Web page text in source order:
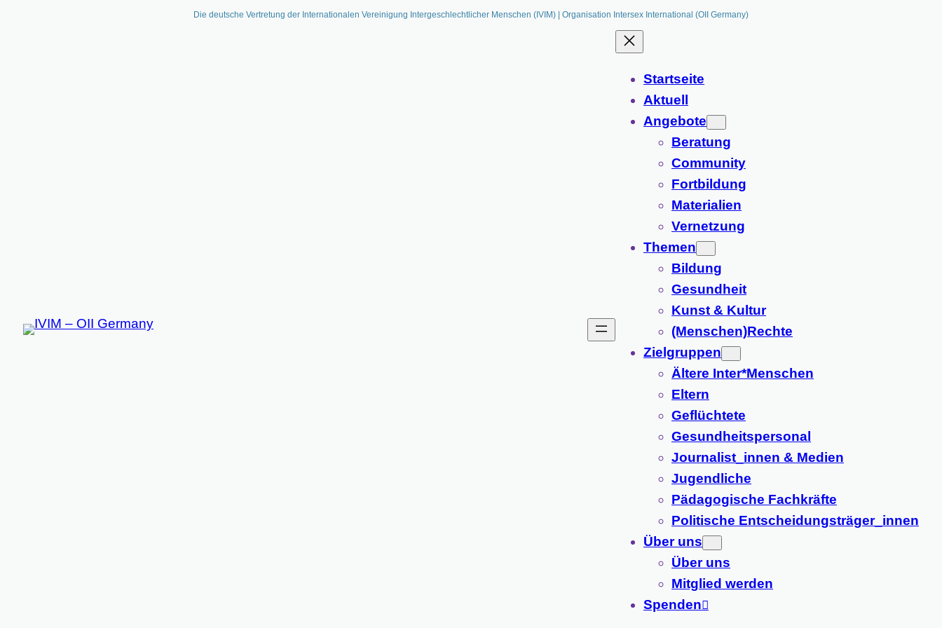
Die deutsche Vertretung der Internationalen Vereinigung Intergeschlechtlicher Menschen (IVIM) | Organisation Intersex International (OII Germany)
Startseite
Aktuell
Angebote
Beratung
Community
Fortbildung
Materialien
Vernetzung
Themen
Bildung
Gesundheit
Kunst & Kultur
(Menschen)Rechte
Zielgruppen
Ältere Inter*Menschen
Eltern
Geflüchtete
Gesundheitspersonal
Journalist_innen & Medien
Jugendliche
Pädagogische Fachkräfte
Politische Entscheidungsträger_innen
Über uns
Über uns
Mitglied werden
Spenden